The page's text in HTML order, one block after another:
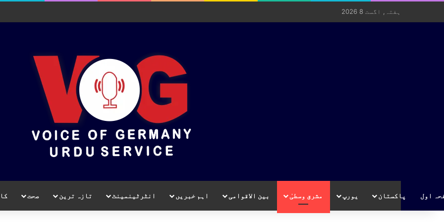
ہفتہ, اگست 8 2026
اول پاکستان یورپ مشرق وسطیٰ بین الاقوامی اہم خبریں انٹرٹینمینٹ تازہ ترین صحت